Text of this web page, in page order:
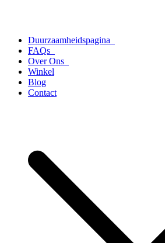
Duurzaamheidspagina
FAQs
Over Ons
Winkel
Blog
Contact